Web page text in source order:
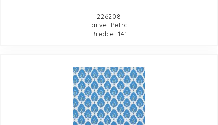
226208
Farve: Petrol
Bredde: 141